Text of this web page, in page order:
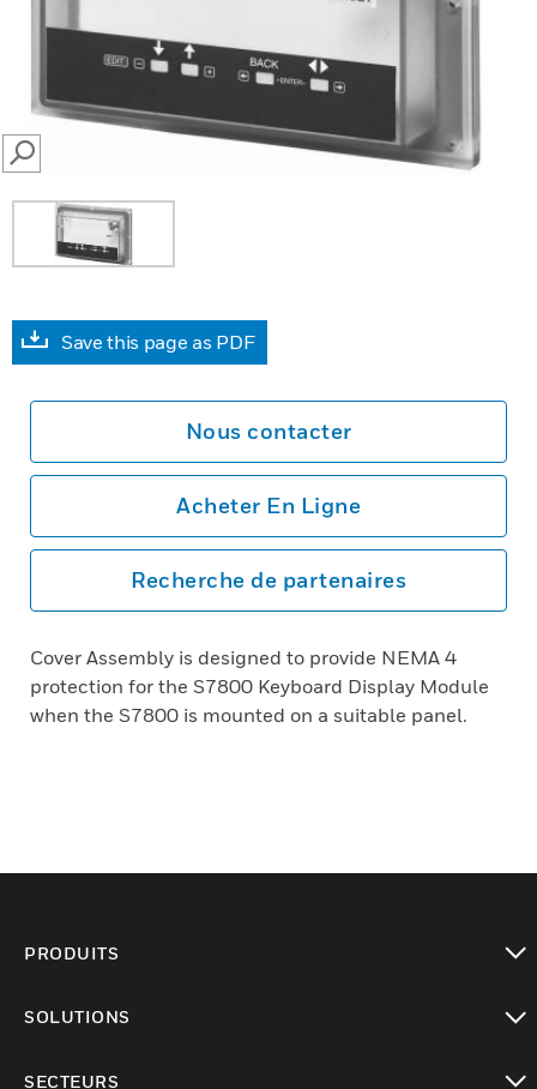
SEARCH
Save this page as PDF
Nous contacter
Acheter En Ligne
Recherche de partenaires
Cover Assembly is designed to provide NEMA 4
protection for the S7800 Keyboard Display Module
when the S7800 is mounted on a suitable panel.
PRODUITS
SOLUTIONS
SECTEURS